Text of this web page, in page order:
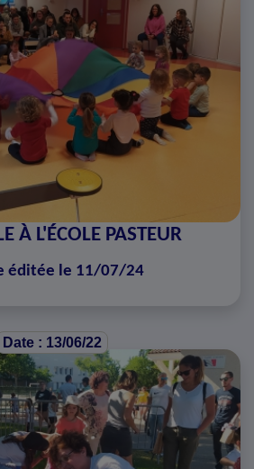
À L'ÉCOLE PASTEUR
éditée le 11/07/24
Date : 13/06/22